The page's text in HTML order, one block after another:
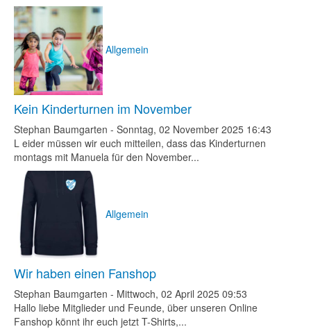
Allgemein
Kein Kinderturnen im November
Stephan Baumgarten - Sonntag, 02 November 2025 16:43
L eider müssen wir euch mitteilen, dass das Kinderturnen
montags mit Manuela für den November...
Allgemein
Wir haben einen Fanshop
Stephan Baumgarten - Mittwoch, 02 April 2025 09:53
Hallo liebe Mitglieder und Feunde, über unseren Online
Fanshop könnt ihr euch jetzt T-Shirts,...